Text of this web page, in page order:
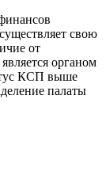
свою
от
органом
КСП выше
палаты